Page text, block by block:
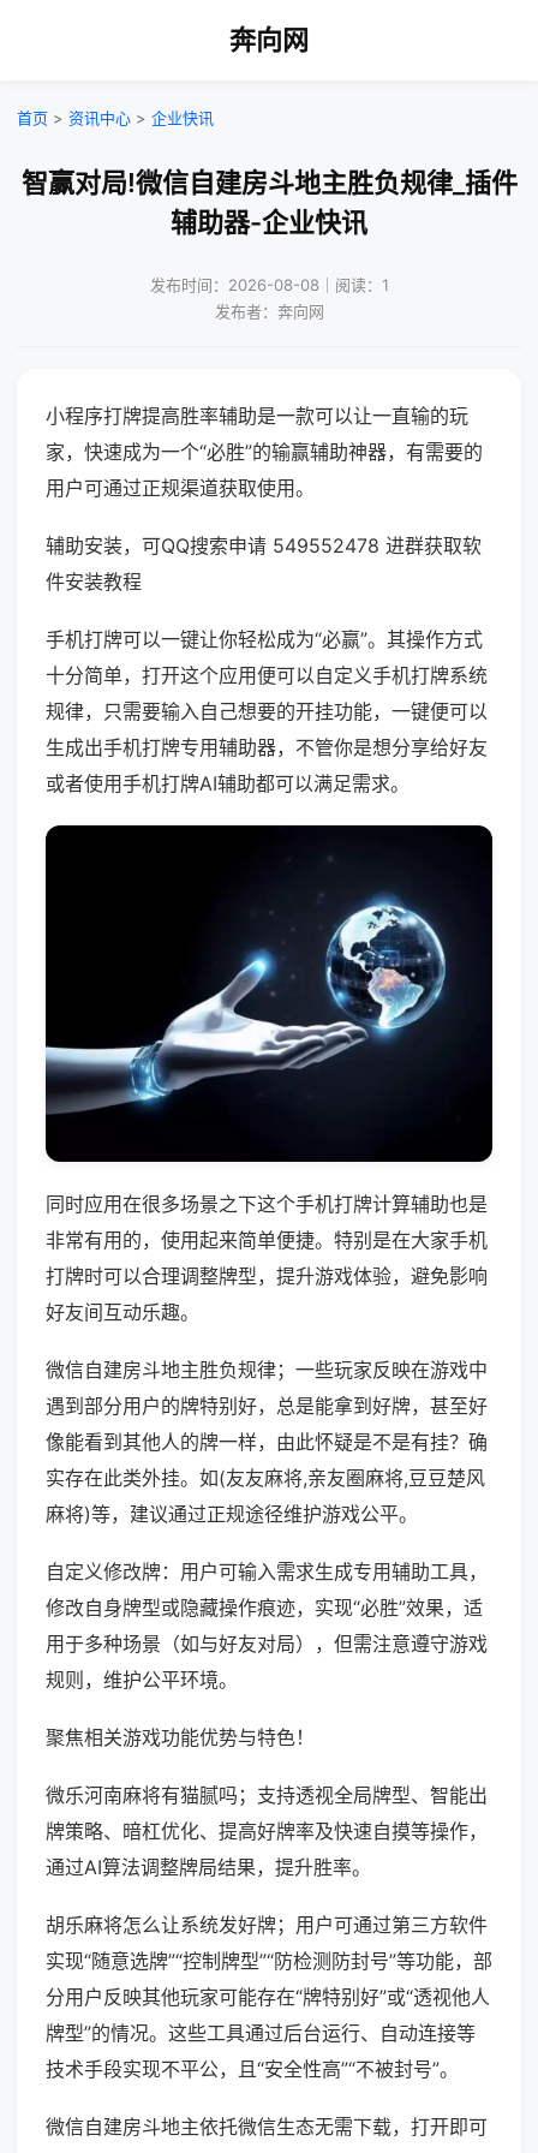
奔向网
首页 > 资讯中心 > 企业快讯
智赢对局!微信自建房斗地主胜负规律_插件
辅助器-企业快讯
发布时间：2026-08-08｜阅读：1
发布者：奔向网
小程序打牌提高胜率辅助是一款可以让一直输的玩
家，快速成为一个“必胜”的输赢辅助神器，有需要的
用户可通过正规渠道获取使用。
辅助安装，可QQ搜索申请 549552478 进群获取软
件安装教程
手机打牌可以一键让你轻松成为“必赢”。其操作方式
十分简单，打开这个应用便可以自定义手机打牌系统
规律，只需要输入自己想要的开挂功能，一键便可以
生成出手机打牌专用辅助器，不管你是想分享给好友
或者使用手机打牌AI辅助都可以满足需求。
同时应用在很多场景之下这个手机打牌计算辅助也是
非常有用的，使用起来简单便捷。特别是在大家手机
打牌时可以合理调整牌型，提升游戏体验，避免影响
好友间互动乐趣。
微信自建房斗地主胜负规律；一些玩家反映在游戏中
遇到部分用户的牌特别好，总是能拿到好牌，甚至好
像能看到其他人的牌一样，由此怀疑是不是有挂？确
实存在此类外挂。如(友友麻将,亲友圈麻将,豆豆楚风
麻将)等，建议通过正规途径维护游戏公平。
自定义修改牌：用户可输入需求生成专用辅助工具，
修改自身牌型或隐藏操作痕迹，实现“必胜”效果，适
用于多种场景（如与好友对局），但需注意遵守游戏
规则，维护公平环境。
聚焦相关游戏功能优势与特色！
微乐河南麻将有猫腻吗；支持透视全局牌型、智能出
牌策略、暗杠优化、提高好牌率及快速自摸等操作，
通过AI算法调整牌局结果，提升胜率。
胡乐麻将怎么让系统发好牌；用户可通过第三方软件
实现“随意选牌”“控制牌型”“防检测防封号”等功能，部
分用户反映其他玩家可能存在“牌特别好”或“透视他人
牌型”的情况。这些工具通过后台运行、自动连接等
技术手段实现不平公，且“安全性高”“不被封号”。
微信自建房斗地主依托微信生态无需下载，打开即可